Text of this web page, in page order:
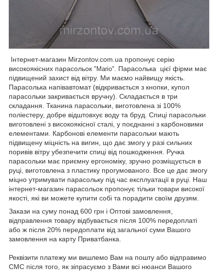
Інтернет-магазин Mirzontov.com.ua пропонує серію
високоякісних парасольок "Mario" . Парасолька цієї фірми має
підвищений захист від вітру. Ми маємо найвищу якість.
Парасолька напівавтомат (відкривається з кнопки, купол
парасольки закривається вручну). Складається в три
складання. Тканина парасольки, виготовлена зі 100%
поліестеру, добре відштовхує воду та бруд. Спиці парасольки
виготовлені з високоякісної сталі, у поєднанні з карбоновими
елементами. Карбонові елементи парасольки мають
підвищену міцність на вигин, що дає змогу у разі сильних
поривів вітру убезпечити спиці від пошкодження. Ручка
парасольки має приємну ергономіку, зручно розміщується в
руці, виготовлена з пластику прогумованого. Все це дає змогу
міцно утримувати парасольку під час експлуатації в руці. Наш
інтернет-магазин парасольок пропонує тільки товари високої
якості, які ви можете купити собі та порадити своїм друзям.
Закази на суму понад 600 грн і Оптові замовлення,
відправлення товару відбувається після 100% передоплаті
або ж після 20% передоплати від загальної суми Вашого
замовлення на карту Приватбанка.
Реквізити платежу ми вишлемо Вам на пошту або відправимо
СМС після того, як зіпрасуємо з Вами всі нюанси Вашого